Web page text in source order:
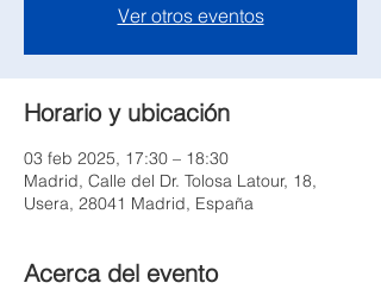
Ver otros eventos
Horario y ubicación
03 feb 2025, 17:30 – 18:30
Madrid, Calle del Dr. Tolosa Latour, 18,
Usera, 28041 Madrid, España
Acerca del evento